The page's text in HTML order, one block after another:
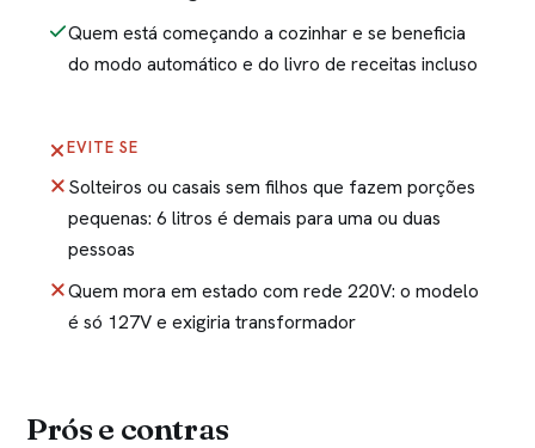
Quem está começando a cozinhar e se beneficia
do modo automático e do livro de receitas incluso
EVITE SE
Solteiros ou casais sem filhos que fazem porções
pequenas: 6 litros é demais para uma ou duas
pessoas
Quem mora em estado com rede 220V: o modelo
é só 127V e exigiria transformador
Prós e contras